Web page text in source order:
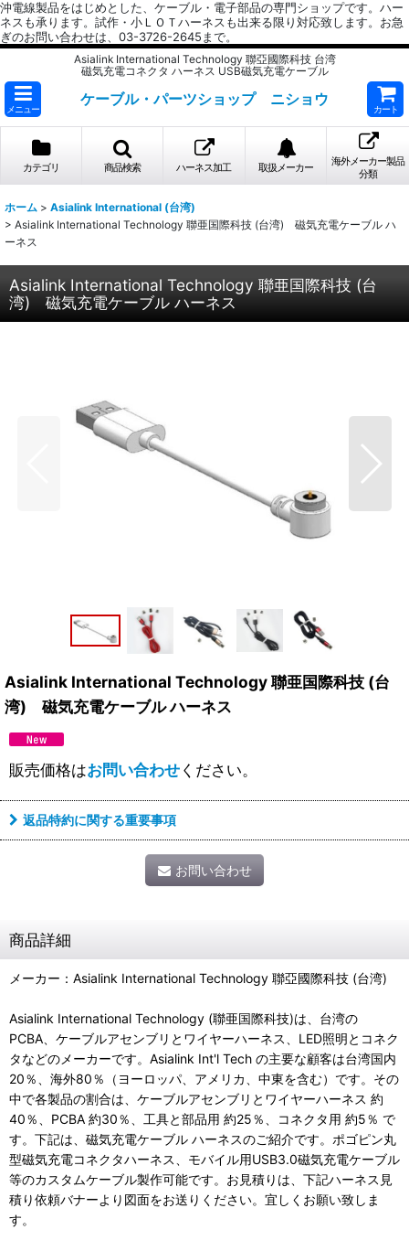
沖電線製品をはじめとした、ケーブル・電子部品の専門ショップです。ハー
ネスも承ります。試作・小ＬＯＴハーネスも出来る限り対応致します。お急
ぎのお問い合わせは、03-3726-2645まで。
Asialink International Technology 聯亞國際科技 台湾
磁気充電コネクタ ハーネス USB磁気充電ケーブル
メニュー
ケーブル・パーツショップ ニショウ
カート
カテゴリ 商品検索 ハーネス加工 取扱メーカー
海外メーカー製品
分類
ホーム > Asialink International (台湾)
> Asialink International Technology 聯亜国際科技 (台湾) 磁気充電ケーブル ハ
ーネス
Asialink International Technology 聯亜国際科技 (台
湾) 磁気充電ケーブル ハーネス
Asialink International Technology 聯亜国際科技 (台
湾) 磁気充電ケーブル ハーネス
販売価格はお問い合わせください。
返品特約に関する重要事項
お問い合わせ
商品詳細
メーカー：Asialink International Technology 聯亞國際科技 (台湾)
Asialink International Technology (聯亜国際科技)は、台湾の
PCBA、ケーブルアセンブリとワイヤーハーネス、LED照明とコネク
タなどのメーカーです。Asialink Int'l Tech の主要な顧客は台湾国内
20％、海外80％（ヨーロッパ、アメリカ、中東を含む）です。その
中で各製品の割合は、ケーブルアセンブリとワイヤーハーネス 約
40％、PCBA 約30％、工具と部品用 約25％、コネクタ用 約5％ で
す。下記は、磁気充電ケーブル ハーネスのご紹介です。ポゴピン丸
型磁気充電コネクタハーネス、モバイル用USB3.0磁気充電ケーブル
等のカスタムケーブル製作可能です。お見積りは、下記ハーネス見
積り依頼バナーより図面をお送りください。宜しくお願い致しま
す。